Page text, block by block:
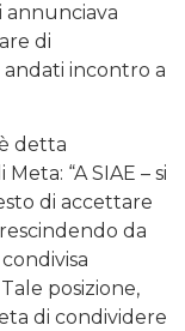
annunciava
di
andati incontro a
detta
“A SIAE – si
di accettare
da
posizione,
di condividere